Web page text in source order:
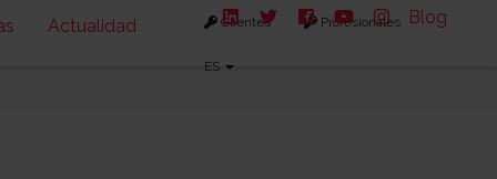
Actualidad Clientes Profesionales
ES
Blog